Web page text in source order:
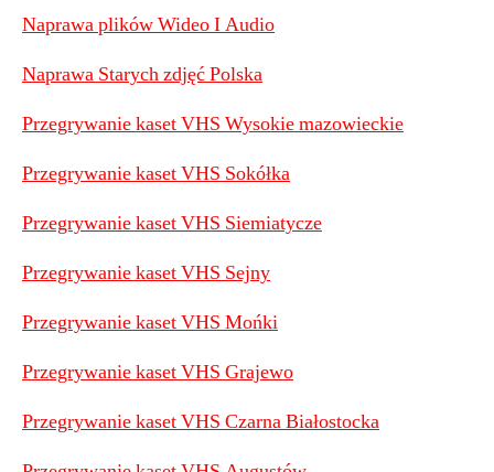
Naprawa plików Wideo I Audio
Naprawa Starych zdjęć Polska
Przegrywanie kaset VHS Wysokie mazowieckie
Przegrywanie kaset VHS Sokółka
Przegrywanie kaset VHS Siemiatycze
Przegrywanie kaset VHS Sejny
Przegrywanie kaset VHS Mońki
Przegrywanie kaset VHS Grajewo
Przegrywanie kaset VHS Czarna Białostocka